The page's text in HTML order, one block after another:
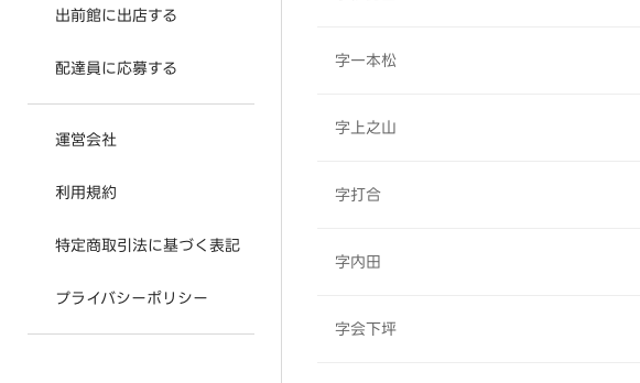
出前館に出店する
配達員に応募する
運営会社
利用規約
特定商取引法に基づく表記
プライバシーポリシー
字一本松
字上之山
字打合
字内田
字会下坪